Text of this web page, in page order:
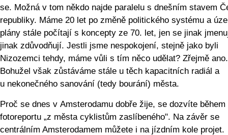
se. Možná v tom někdo najde paralelu s dnešním stavem
republiky. Máme 20 let po změně politického systému a
plány stále počítají s koncepty ze 70. let, jen se jinak
jinak zdůvodňují. Jestli jsme nespokojení, stejně jako byli
Nizozemci tehdy, máme vůli s tím něco udělat? Zřejmě ano.
Bohužel však zůstáváme stále u těch kapacitních radiál a
u nekonečného sanování (tedy bourání) města.
Proč se dnes v Amsterodamu dobře žije, se dozvíte během
fotoreportu „z města cyklistům zaslíbeného". Na závěr se
centrálním Amsterodamem můžete i na jízdním kole projet.